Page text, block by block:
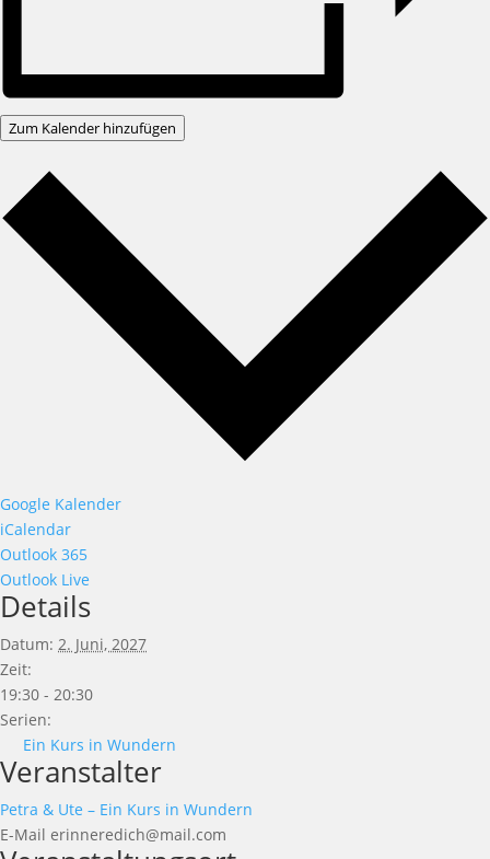
Zum Kalender hinzufügen
Google Kalender
iCalendar
Outlook 365
Outlook Live
Details
Datum: 2. Juni, 2027
Zeit:
19:30 - 20:30
Serien:
Ein Kurs in Wundern
Veranstalter
Petra & Ute – Ein Kurs in Wundern
E-Mail erinneredich@mail.com